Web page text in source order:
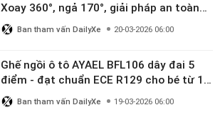
Xoay 360°, ngả 170°, giải pháp an toàn
linh hoạt cho bé 0–10 tuổi
Ban tham vấn DailyXe 20-03-2026 06:00
Ghế ngồi ô tô AYAEL BFL106 dây đai 5
điểm - đạt chuẩn ECE R129 cho bé từ 1–
10 tuổi
Ban tham vấn DailyXe 19-03-2026 06:00